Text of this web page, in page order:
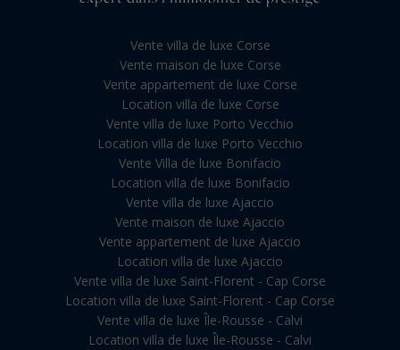
Vente villa de luxe Corse
Vente maison de luxe Corse
Vente appartement de luxe Corse
Location villa de luxe Corse
Vente villa de luxe Porto Vecchio
Location villa de luxe Porto Vecchio
Vente Villa de luxe Bonifacio
Location villa de luxe Bonifacio
Vente villa de luxe Ajaccio
Vente maison de luxe Ajaccio
Vente appartement de luxe Ajaccio
Location villa de luxe Ajaccio
Vente villa de luxe Saint-Florent - Cap Corse
Location villa de luxe Saint-Florent - Cap Corse
Vente villa de luxe Île-Rousse - Calvi
Location villa de luxe Île-Rousse - Calvi